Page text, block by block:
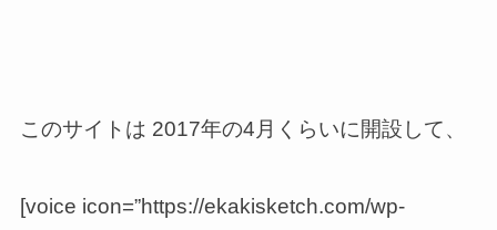
このサイトは 2017年の4月くらいに開設して、
[voice icon=”https://ekakisketch.com/wp-